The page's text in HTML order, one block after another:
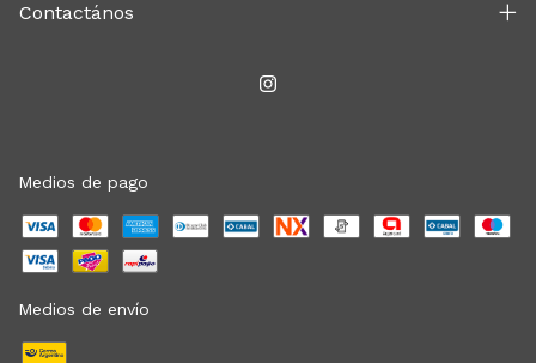
Contactános
Medios de pago
Medios de envío